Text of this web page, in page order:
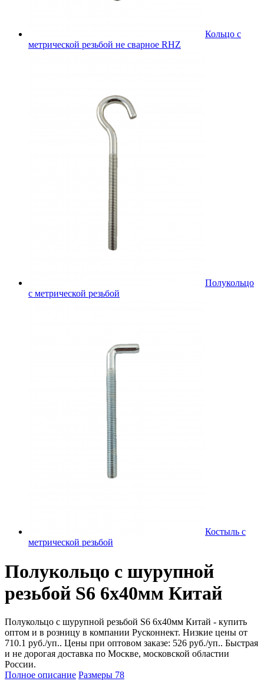
Кольцо с
метрической резьбой не сварное RHZ
Полукольцо
с метрической резьбой
Костыль с
метрической резьбой
Полукольцо с шурупной
резьбой S6 6х40мм Китай
Полукольцо с шурупной резьбой S6 6х40мм Китай - купить
оптом и в розницу в компании Русконнект. Низкие цены от
710.1 руб./уп.. Цены при оптовом заказе: 526 руб./уп.. Быстрая
и не дорогая доставка по Москве, московской областии
России.
Полное описание Размеры 78